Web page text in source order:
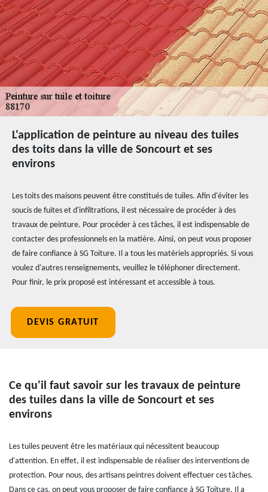
L'application de peinture au niveau des tuiles
des toits dans la ville de Soncourt et ses
environs
Les toits des maisons peuvent être constitués de tuiles. Afin d'éviter les
soucis de fuites et d'infiltrations, il est nécessaire de procéder à des
travaux de peinture. Pour procéder à ces tâches, il est indispensable de
contacter des professionnels en la matière. Ainsi, on peut vous proposer
de faire confiance à SG Toiture. Il a tous les matériels appropriés. Si vous
voulez d'autres renseignements, veuillez le téléphoner directement.
Pour finir, le prix proposé est intéressant et accessible à tous.
DEVIS GRATUIT
Ce qu'il faut savoir sur les travaux de peinture
des tuiles dans la ville de Soncourt et ses
environs
Les tuiles peuvent être les matériaux qui nécessitent beaucoup
d'attention. En effet, il est indispensable de réaliser des interventions de
protection. Pour nous, des artisans peintres doivent effectuer ces tâches.
Dans ce cas, on peut vous proposer de faire confiance à SG Toiture. Il a